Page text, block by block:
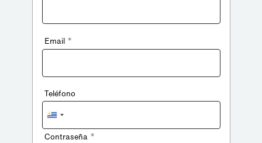
Email *
Teléfono
Uruguay
+598
Contraseña *